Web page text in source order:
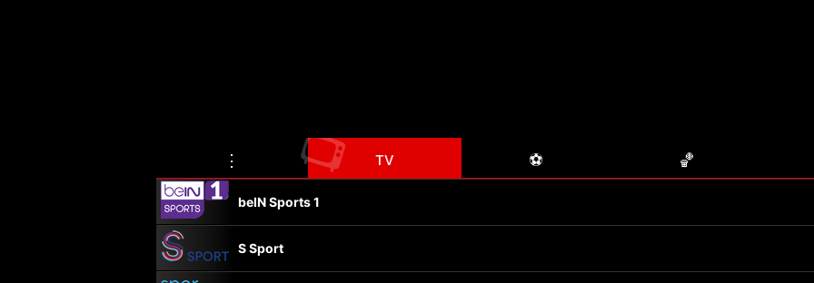
⋮ 📺 TV ⚽ 🏀
beIN Sports 1
S Sport